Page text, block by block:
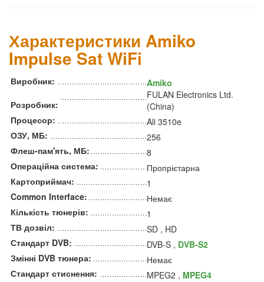
Характеристики Amiko
Impulse Sat WiFi
Виробник:
Amiko
Розробник:
FULAN Electronics Ltd.
(China)
Процесор:
Ali 3510e
ОЗУ, МБ:
256
Флеш-пам'ять, МБ:
8
Операційна система:
Пропрієтарна
Картоприймач:
1
Common Interface:
Немає
Кількість тюнерів:
1
ТВ дозвіл:
SD , HD
Стандарт DVB:
DVB-S , DVB-S2
Змінні DVB тюнера:
Немає
Стандарт стиснення:
MPEG2 , MPEG4